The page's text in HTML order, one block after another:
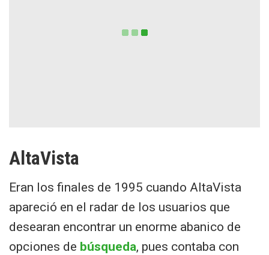
AltaVista
Eran los finales de 1995 cuando AltaVista
apareció en el radar de los usuarios que
desearan encontrar un enorme abanico de
opciones de búsqueda, pues contaba con